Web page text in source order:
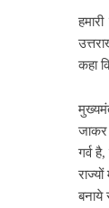
कहा
जाकर
गर्व
बनाये